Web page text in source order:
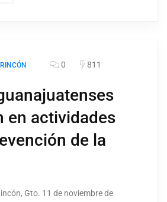
0 811
en actividades
de la
Gto. 11 de noviembre de